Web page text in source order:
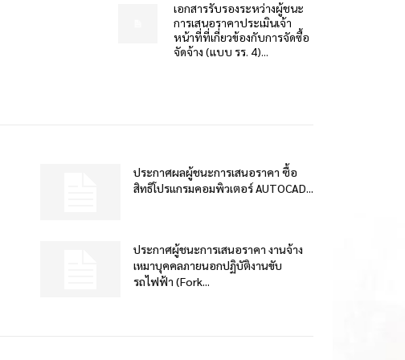
เอกสารรับรองระหว่างผู้ชนะ
การเสนอราคาประเมินเจ้า
หน้าที่ที่เกี่ยวข้องกับการจัดซื้อ
จัดจ้าง (แบบ รร. 4)...
ประกาศผลผู้ชนะการเสนอราคา ซื้อ
สิทธิโปรแกรมคอมพิวเตอร์ AUTOCAD...
ประกาศผู้ชนะการเสนอราคา งานจ้าง
เหมาบุคคลภายนอกปฏิบัติงานขับ
รถไฟฟ้า (Fork...